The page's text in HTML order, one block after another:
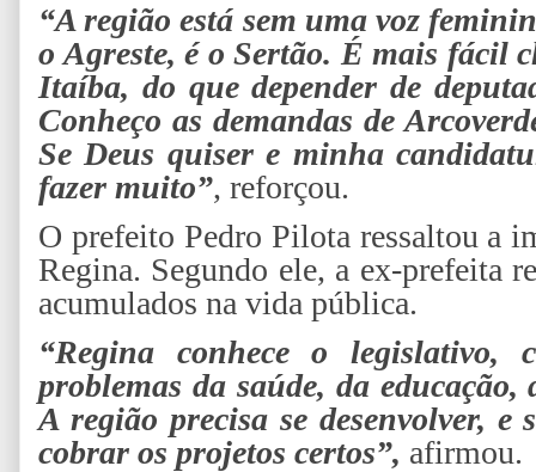
“A região está sem uma voz
o Agreste, é o Sertão. É mais fácil
Itaíba, do que depender de
Conheço as demandas de
Se Deus quiser e minha
fazer muito”, reforçou.
O prefeito Pedro Pilota ressaltou a
Regina. Segundo ele, a ex-prefeita
acumulados na vida pública.
“Regina conhece o legislativo,
problemas da saúde, da
A região precisa se desenvolver, e
cobrar os projetos certos”, afirmou.